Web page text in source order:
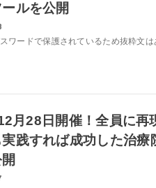
ルを公開
ワードで保護されているため抜粋文は
月28日開催！全員に再
践すれば成功した治療